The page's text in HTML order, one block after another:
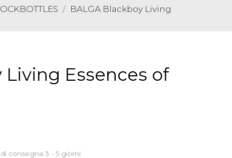
BALGA Blackboy Living
Living Essences of
consegna 3 - 5 giorni